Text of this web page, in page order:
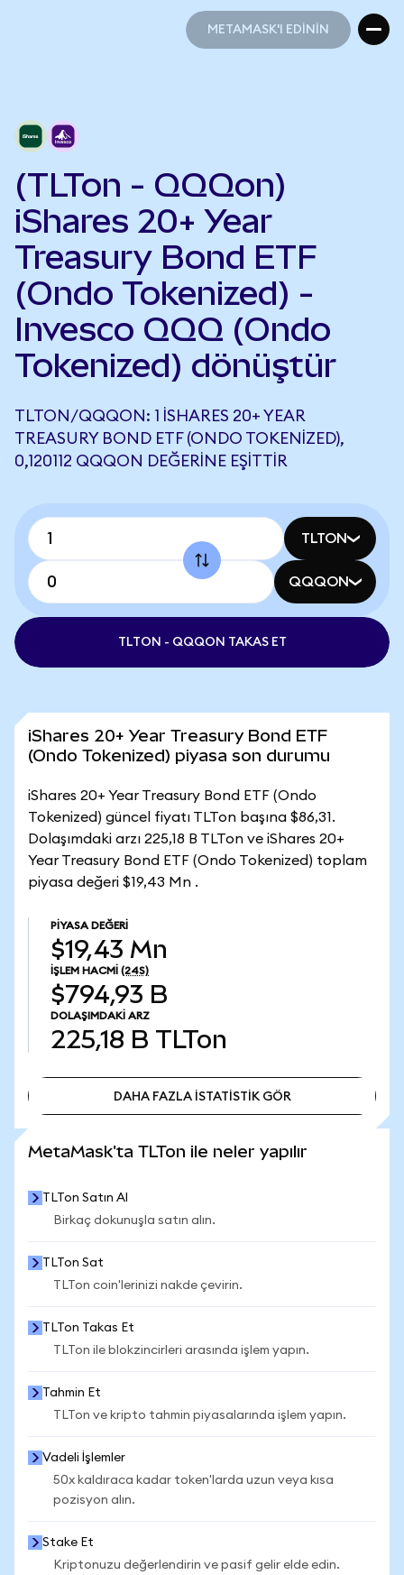
METAMASK'I EDİNİN
(TLTon - QQQon)
iShares 20+ Year
Treasury Bond ETF
(Ondo Tokenized) -
Invesco QQQ (Ondo
Tokenized) dönüştür
TLTON/QQQON: 1 ISHARES 20+ YEAR
TREASURY BOND ETF (ONDO TOKENIZED),
0,120112 QQQON DEĞERINE EŞITTIR
TLTON
QQQON
TLTON - QQQON TAKAS ET
iShares 20+ Year Treasury Bond ETF
(Ondo Tokenized) piyasa son durumu
iShares 20+ Year Treasury Bond ETF (Ondo
Tokenized) güncel fiyatı TLTon başına $86,31.
Dolaşımdaki arzı 225,18 B TLTon ve iShares 20+
Year Treasury Bond ETF (Ondo Tokenized) toplam
piyasa değeri $19,43 Mn .
PIYASA DEĞERI
$19,43 Mn
İŞLEM HACMI (24S)
$794,93 B
DOLAŞIMDAKI ARZ
225,18 B TLTon
DAHA FAZLA İSTATİSTİK GÖR
MetaMask'ta TLTon ile neler yapılır
TLTon Satın Al
Birkaç dokunuşla satın alın.
TLTon Sat
TLTon coin'lerinizi nakde çevirin.
TLTon Takas Et
TLTon ile blokzincirleri arasında işlem yapın.
Tahmin Et
TLTon ve kripto tahmin piyasalarında işlem yapın.
Vadeli İşlemler
50x kaldıraca kadar token'larda uzun veya kısa
pozisyon alın.
Stake Et
Kriptonuzu değerlendirin ve pasif gelir elde edin.